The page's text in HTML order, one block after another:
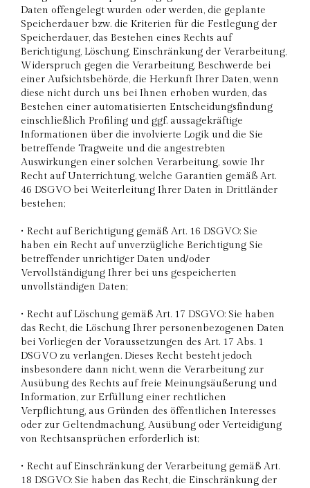
Daten offengelegt wurden oder werden, die geplante
Speicherdauer bzw. die Kriterien für die Festlegung der
Speicherdauer, das Bestehen eines Rechts auf
Berichtigung, Löschung, Einschränkung der Verarbeitung,
Widerspruch gegen die Verarbeitung, Beschwerde bei
einer Aufsichtsbehörde, die Herkunft Ihrer Daten, wenn
diese nicht durch uns bei Ihnen erhoben wurden, das
Bestehen einer automatisierten Entscheidungsfindung
einschließlich Profiling und ggf. aussagekräftige
Informationen über die involvierte Logik und die Sie
betreffende Tragweite und die angestrebten
Auswirkungen einer solchen Verarbeitung, sowie Ihr
Recht auf Unterrichtung, welche Garantien gemäß Art.
46 DSGVO bei Weiterleitung Ihrer Daten in Drittländer
bestehen;
• Recht auf Berichtigung gemäß Art. 16 DSGVO: Sie
haben ein Recht auf unverzügliche Berichtigung Sie
betreffender unrichtiger Daten und/oder
Vervollständigung Ihrer bei uns gespeicherten
unvollständigen Daten;
• Recht auf Löschung gemäß Art. 17 DSGVO: Sie haben
das Recht, die Löschung Ihrer personenbezogenen Daten
bei Vorliegen der Voraussetzungen des Art. 17 Abs. 1
DSGVO zu verlangen. Dieses Recht besteht jedoch
insbesondere dann nicht, wenn die Verarbeitung zur
Ausübung des Rechts auf freie Meinungsäußerung und
Information, zur Erfüllung einer rechtlichen
Verpflichtung, aus Gründen des öffentlichen Interesses
oder zur Geltendmachung, Ausübung oder Verteidigung
von Rechtsansprüchen erforderlich ist;
• Recht auf Einschränkung der Verarbeitung gemäß Art.
18 DSGVO: Sie haben das Recht, die Einschränkung der